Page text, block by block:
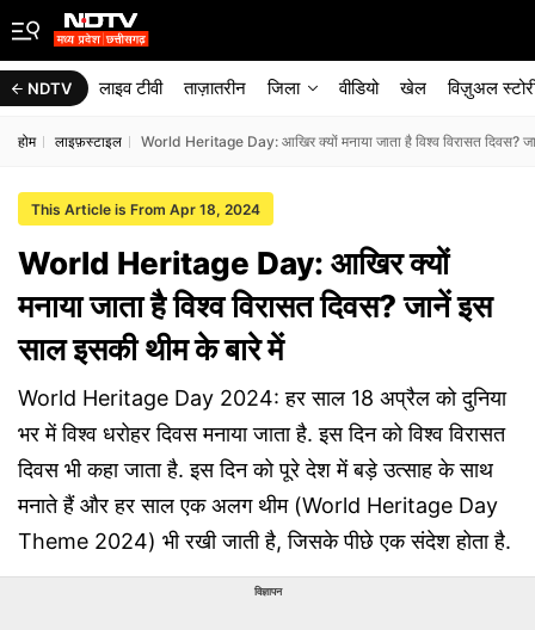
NDTV लाइव टीवी ताज़ातरीन जिला वीडियो खेल विज़ुअल
होम लाइफ़स्टाइल World Heritage Day: आखिर क्यों मनाया जाता है विश्व विरासत दिवस?
This Article is From Apr 18, 2024
World Heritage Day: आखिर क्यों
मनाया जाता है विश्व विरासत दिवस? जानें इस
साल इसकी थीम के बारे में
World Heritage Day 2024: हर साल 18 अप्रैल को दुनिया
भर में विश्व धरोहर दिवस मनाया जाता है. इस दिन को विश्व विरासत
दिवस भी कहा जाता है. इस दिन को पूरे देश में बड़े उत्साह के साथ
मनाते हैं और हर साल एक अलग थीम (World Heritage Day
Theme 2024) भी रखी जाती है, जिसके पीछे एक संदेश होता है.
विज्ञापन